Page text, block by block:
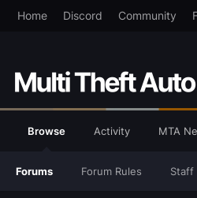
Home Discord Community
Browse
Forums Forum Rules Staff
Activity MTA